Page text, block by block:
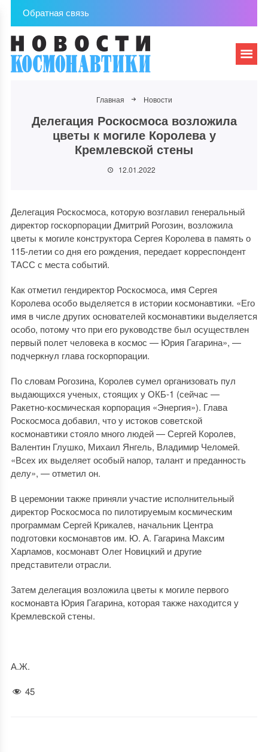
Обратная связь
Главная Новости
Делегация Роскосмоса возложила
цветы к могиле Королева у
Кремлевской стены
12.01.2022
Делегация Роскосмоса, которую возглавил генеральный
директор госкорпорации Дмитрий Рогозин, возложила
цветы к могиле конструктора Сергея Королева в память о
115-летии со дня его рождения, передает корреспондент
ТАСС с места событий.
Как отметил гендиректор Роскосмоса, имя Сергея
Королева особо выделяется в истории космонавтики. «Его
имя в числе других основателей космонавтики выделяется
особо, потому что при его руководстве был осуществлен
первый полет человека в космос — Юрия Гагарина», —
подчеркнул глава госкорпорации.
По словам Рогозина, Королев сумел организовать пул
выдающихся ученых, стоящих у ОКБ-1 (сейчас —
Ракетно-космическая корпорация «Энергия»). Глава
Роскосмоса добавил, что у истоков советской
космонавтики стояло много людей — Сергей Королев,
Валентин Глушко, Михаил Янгель, Владимир Челомей.
«Всех их выделяет особый напор, талант и преданность
делу», — отметил он.
В церемонии также приняли участие исполнительный
директор Роскосмоса по пилотируемым космическим
программам Сергей Крикалев, начальник Центра
подготовки космонавтов им. Ю. А. Гагарина Максим
Харламов, космонавт Олег Новицкий и другие
представители отрасли.
Затем делегация возложила цветы к могиле первого
космонавта Юрия Гагарина, которая также находится у
Кремлевской стены.
А.Ж.
45